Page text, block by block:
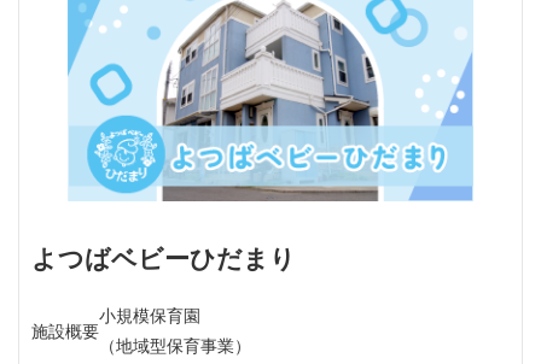
よつばベビーひだまり
施設概要
小規模保育園
（地域型保育事業）